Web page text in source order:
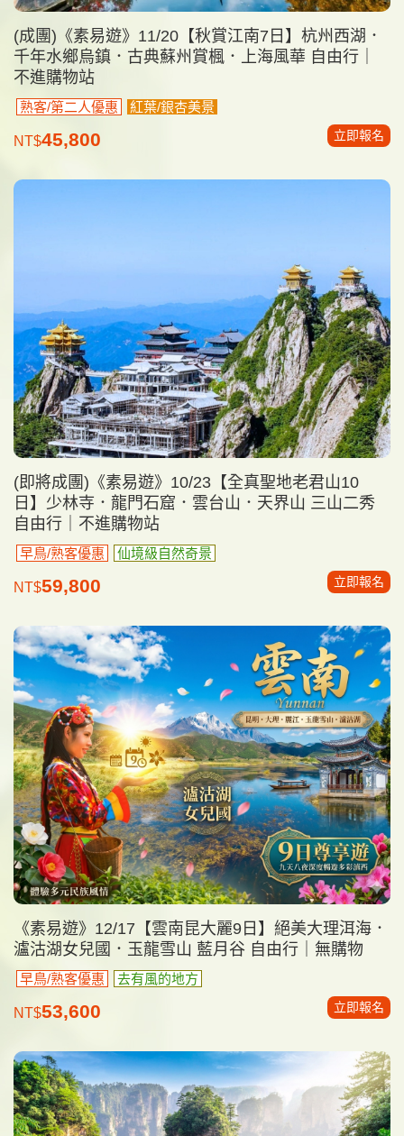
(成團)《素易遊》11/20【秋賞江南7日】杭州西湖．
千年水鄉烏鎮．古典蘇州賞楓．上海風華 自由行｜
不進購物站
熟客/第二人優惠 紅葉/銀杏美景
NT$45,800 立即報名
(即將成團)《素易遊》10/23【全真聖地老君山10
日】少林寺．龍門石窟．雲台山．天界山 三山二秀
自由行｜不進購物站
早鳥/熟客優惠 仙境級自然奇景
NT$59,800 立即報名
《素易遊》12/17【雲南昆大麗9日】絕美大理洱海．
瀘沽湖女兒國．玉龍雪山 藍月谷 自由行｜無購物
早鳥/熟客優惠 去有風的地方
NT$53,600 立即報名